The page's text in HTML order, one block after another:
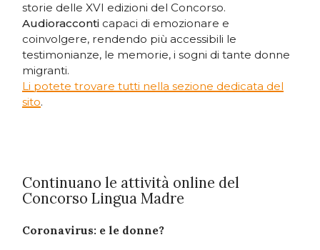
storie delle XVI edizioni del Concorso.
Audioracconti capaci di emozionare e
coinvolgere, rendendo più accessibili le
testimonianze, le memorie, i sogni di tante donne
migranti.
Li potete trovare tutti nella sezione dedicata del
sito.
Continuano le attività online del
Concorso Lingua Madre
Coronavirus: e le donne?